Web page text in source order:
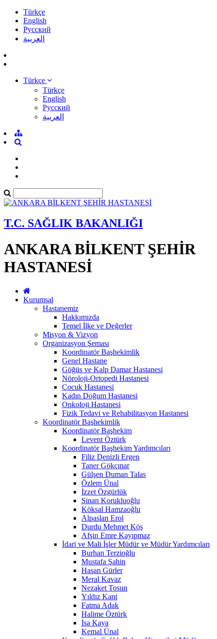
Türkçe
English
Pусский
العربية
Türkçe
Türkçe
English
Pусский
العربية
T.C. SAĞLIK BAKANLIĞI
ANKARA BİLKENT ŞEHİR
HASTANESİ
Kurumsal
Hastanemiz
Hakkımızda
Temel İlke ve Değerler
Misyon & Vizyon
Organizasyon Şeması
Koordinatör Başhekimlik
Genel Hastane
Göğüs ve Kalp Damar Hastanesi
Nöroloji-Ortopedi Hastanesi
Çocuk Hastanesi
Kadın Doğum Hastanesi
Onkoloji Hastanesi
Fizik Tedavi ve Rehabilitasyon Hastanesi
Koordinatör Başhekimlik
Koordinatör Başhekim
Levent Öztürk
Koordinatör Başhekim Yardımcıları
Filiz Denizli Ergen
Taner Gökçınar
Gülşen Duman Talas
Özlem Ünal
İzzet Özgürlük
Sinan Korukluoğlu
Köksal Hamzaoğlu
Alpaslan Erol
Durdu Mehmet Köş
Afşin Emre Kayıpmaz
İdari ve Mali İşler Müdür ve Müdür Yardımcıları
Burhan Terzioğlu
Mustafa Şahin
Hasan Gürler
Meral Kavaz
Nezaket Tosun
Yıldız Kant
Fatma Adak
Halime Öztürk
İsa Kaya
Kemal Ünal